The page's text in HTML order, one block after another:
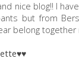
nice blog!! I
but from
belong together